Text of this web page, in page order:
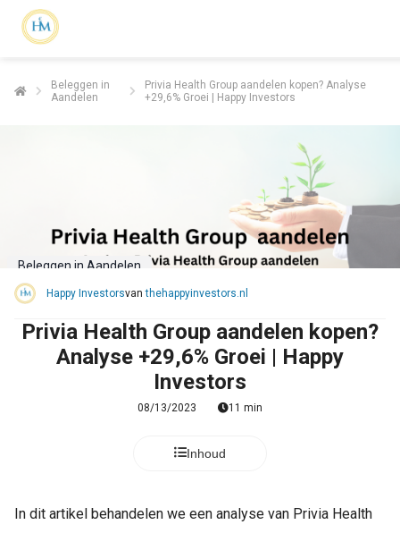
Beleggen in
Aandelen
Privia Health Group aandelen kopen? Analyse
+29,6% Groei | Happy Investors
Beleggen in Aandelen
Happy Investorsvanthehappyinvestors.nl
Privia Health Group aandelen kopen?
Analyse +29,6% Groei | Happy
Investors
08/13/2023 11 min
Inhoud
In dit artikel behandelen we een analyse van Privia Health